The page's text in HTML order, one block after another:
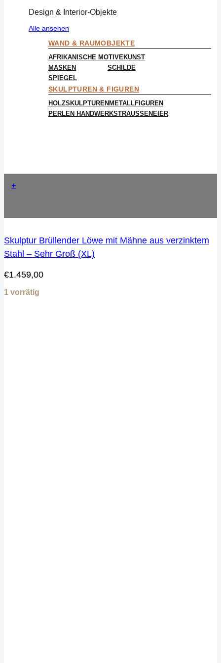
Design & Interior-Objekte
Alle ansehen
WAND & RAUMOBJEKTE
AFRIKANISCHE MOTIVEKUNST
MASKEN
SCHILDE
SPIEGEL
SKULPTUREN & FIGUREN
HOLZSKULPTURENMETALLFIGUREN
PERLEN HANDWERKSTRAUSSENEIER
+
Skulptur Brüllender Löwe mit Mähne aus verzinktem
Stahl – Sehr Groß (XL)
€1.459,00
1 vorrätig